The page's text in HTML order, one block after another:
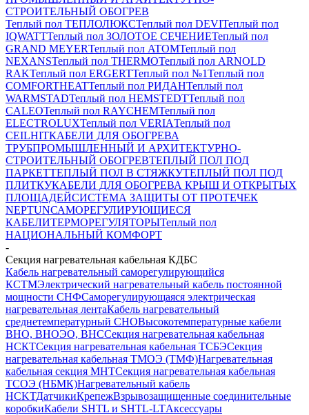
СТРОИТЕЛЬНЫЙ ОБОГРЕВ
Теплый пол ТЕПЛОЛЮКСТеплый пол DEVIТеплый пол
IQWATTТеплый пол ЗОЛОТОЕ СЕЧЕНИЕТеплый пол
GRAND MEYERТеплый пол ATOMТеплый пол
NEXANSТеплый пол THERMOТеплый пол ARNOLD
RAKТеплый пол ERGERTТеплый пол №1Теплый пол
COMFORTHEATТеплый пол РИДАНТеплый пол
WARMSTADТеплый пол HEMSTEDTТеплый пол
CALEOТеплый пол RAYCHEMТеплый пол
ELECTROLUXТеплый пол VERIAТеплый пол
CEILHITКАБЕЛИ ДЛЯ ОБОГРЕВА
ТРУБПРОМЫШЛЕННЫЙ И АРХИТЕКТУРНО-
СТРОИТЕЛЬНЫЙ ОБОГРЕВТЕПЛЫЙ ПОЛ ПОД
ПАРКЕТТЕПЛЫЙ ПОЛ В СТЯЖКУТЕПЛЫЙ ПОЛ ПОД
ПЛИТКУКАБЕЛИ ДЛЯ ОБОГРЕВА КРЫШ И ОТКРЫТЫХ
ПЛОЩАДЕЙСИСТЕМА ЗАЩИТЫ ОТ ПРОТЕЧЕК
NEPTUNСАМОРЕГУЛИРУЮЩИЕСЯ
КАБЕЛИТЕРМОРЕГУЛЯТОРЫТеплый пол
НАЦИОНАЛЬНЫЙ КОМФОРТ
-
Секция нагревательная кабельная КДБС
Кабель нагревательный саморегулирующийся
КСТМЭлектрический нагревательный кабель постоянной
мощности СНФСаморегулирующаяся электрическая
нагревательная лентаКабель нагревательный
среднетемпературный СНОВысокотемпературные кабели
ВНО, ВНОЭО, ВНССекция нагревательная кабельная
НСКТСекция нагревательная кабельная ТСБЭСекция
нагревательная кабельная ТМОЭ (ТМФ)Нагревательная
кабельная секция МНТСекция нагревательная кабельная
ТСОЭ (НБМК)Нагревательный кабель
НCKТДатчикиКрепежВзрывозащищенные соединительные
коробкиКабели SHTL и SHTL-LTАксессуары